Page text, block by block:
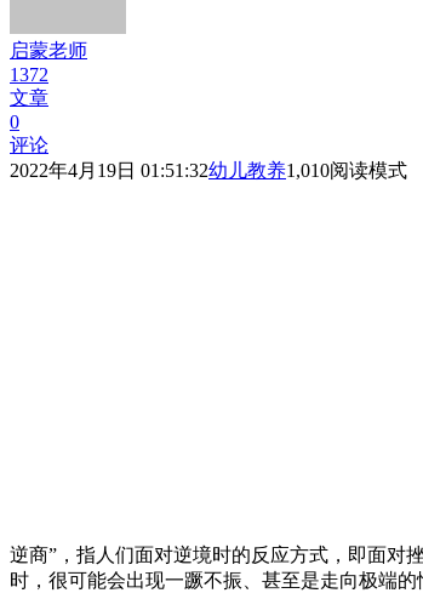
启蒙老师
1372
文章
0
评论
2022年4月19日 01:51:32幼儿教养1,010阅读模式
逆商”，指人们面对逆境时的反应方式，即面对
时，很可能会出现一蹶不振、甚至是走向极端的